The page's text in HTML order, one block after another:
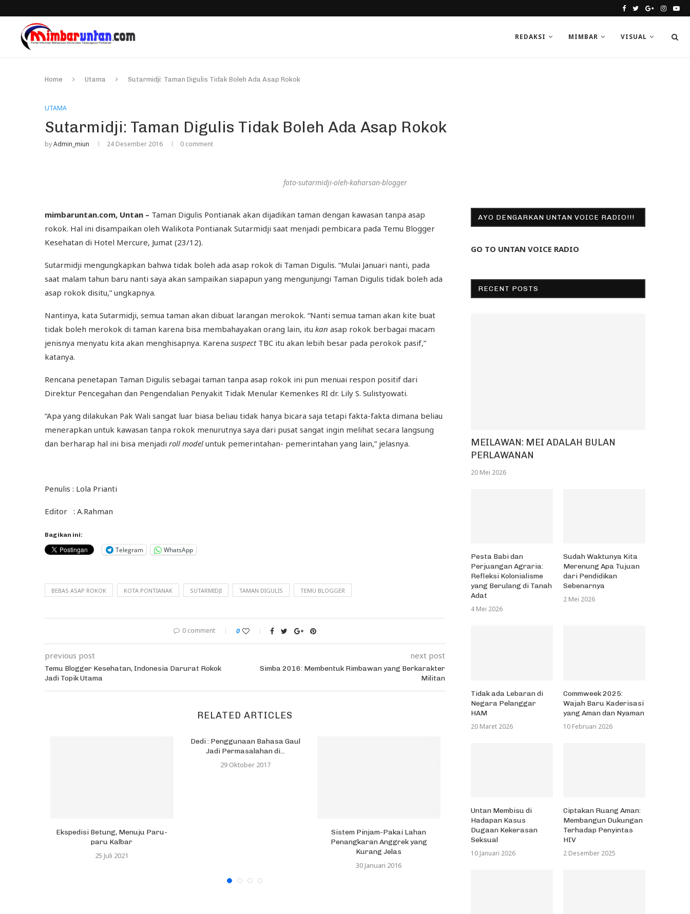
REDAKSI MIMBAR VISUAL
Home Utama Sutarmidji: Taman Digulis Tidak Boleh Ada Asap Rokok
UTAMA
Sutarmidji: Taman Digulis Tidak Boleh Ada Asap Rokok
byAdmin_miun 24 Desember 2016 0 comment
foto-sutarmidji-oleh-kaharsan-blogger
mimbaruntan.com, Untan – Taman Digulis Pontianak akan dijadikan taman dengan kawasan tanpa asap
rokok. Hal ini disampaikan oleh Walikota Pontianak Sutarmidji saat menjadi pembicara pada Temu Blogger
Kesehatan di Hotel Mercure, Jumat (23/12).
Sutarmidji mengungkapkan bahwa tidak boleh ada asap rokok di Taman Digulis. “Mulai Januari nanti, pada
saat malam tahun baru nanti saya akan sampaikan siapapun yang mengunjungi Taman Digulis tidak boleh ada
asap rokok disitu,” ungkapnya.
Nantinya, kata Sutarmidji, semua taman akan dibuat larangan merokok. “Nanti semua taman akan kite buat
tidak boleh merokok di taman karena bisa membahayakan orang lain, itu kan asap rokok berbagai macam
jenisnya menyatu kita akan menghisapnya. Karena suspectTBC itu akan lebih besar pada perokok pasif,”
katanya.
Rencana penetapan Taman Digulis sebagai taman tanpa asap rokok ini pun menuai respon positif dari
Direktur Pencegahan dan Pengendalian Penyakit Tidak Menular Kemenkes RI dr. Lily S. Sulistyowati.
“Apa yang dilakukan Pak Wali sangat luar biasa beliau tidak hanya bicara saja tetapi fakta-fakta dimana beliau
menerapkan untuk kawasan tanpa rokok menurutnya saya dari pusat sangat ingin melihat secara langsung
dan berharap hal ini bisa menjadi roll model untuk pemerintahan- pemerintahan yang lain,” jelasnya.
Penulis : Lola Prianti
Editor : A.Rahman
Bagikan ini:
Telegram WhatsApp
BEBAS ASAP ROKOK KOTA PONTIANAK SUTARMIDJI TAMAN DIGULIS TEMU BLOGGER
0 comment 0
previous post
Temu Blogger Kesehatan, Indonesia Darurat Rokok
Jadi Topik Utama
next post
Simba 2016: Membentuk Rimbawan yang Berkarakter
Militan
RELATED ARTICLES
Ekspedisi Betung, Menuju Paru-
paru Kalbar
25 Juli 2021
Dedi : Penggunaan Bahasa Gaul
Jadi Permasalahan di...
29 Oktober 2017
Sistem Pinjam-Pakai Lahan
Penangkaran Anggrek yang
Kurang Jelas
30 Januari 2016
Kasus Dugaan Pelecehan Seksual
Mengemuka di FMIPA Untan
14 Mei 2026
Yudisium Pindah Lokasi,
AYO DENGARKAN UNTAN VOICE RADIO!!!
GO TO UNTAN VOICE RADIO
RECENT POSTS
MEILAWAN: MEI ADALAH BULAN
PERLAWANAN
20 Mei 2026
Pesta Babi dan
Perjuangan Agraria:
Refleksi Kolonialisme
yang Berulang di Tanah
Adat
4 Mei 2026
Sudah Waktunya Kita
Merenung Apa Tujuan
dari Pendidikan
Sebenarnya
2 Mei 2026
Tidak ada Lebaran di
Negara Pelanggar
HAM
20 Maret 2026
Commweek 2025:
Wajah Baru Kaderisasi
yang Aman dan Nyaman
10 Februari 2026
Untan Membisu di
Hadapan Kasus
Dugaan Kekerasan
Seksual
10 Januari 2026
Ciptakan Ruang Aman:
Membangun Dukungan
Terhadap Penyintas
HIV
2 Desember 2025